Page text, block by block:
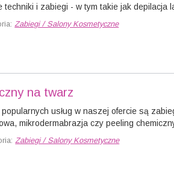
techniki i zabiegi - w tym takie jak depilacja
Zabiegi / Salony Kosmetyczne
na twarz
usług w naszej ofercie są
mikrodermabrazja czy peeling
Zabiegi / Salony Kosmetyczne